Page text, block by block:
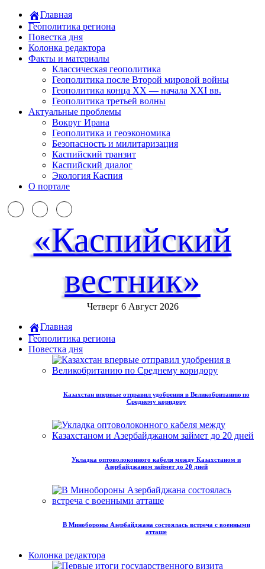
Главная
Геополитика региона
Повестка дня
Колонка редактора
Факты и материалы
Классическая геополитика
Геополитика после Второй мировой войны
Геополитика конца XX — начала XXI вв.
Геополитика третьей волны
Актуальные проблемы
Вокруг Ирана
Геополитика и геоэкономика
Безопасность и милитаризация
Каспийский транзит
Каспийский диалог
Экология Каспия
О портале
«Каспийский
вестник»
Четверг 6 Август 2026
Главная
Геополитика региона
Повестка дня
Казахстан впервые отправил удобрения в Великобританию по
Среднему коридору
Укладка оптоволоконного кабеля между Казахстаном и
Азербайджаном займет до 20 дней
В Минобороны Азербайджана состоялась встреча с военными
атташе
Колонка редактора